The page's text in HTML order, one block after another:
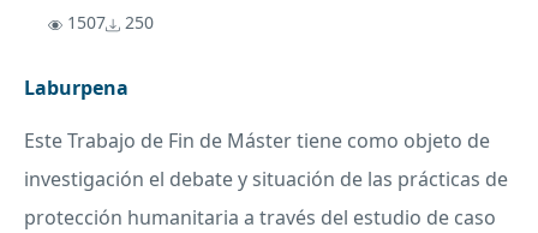
1507 250
Laburpena
Este Trabajo de Fin de Máster tiene como objeto de
investigación el debate y situación de las prácticas de
protección humanitaria a través del estudio de caso